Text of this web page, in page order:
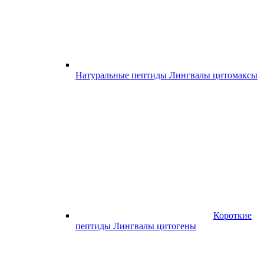
Натуральные пептиды Лингвалы цитомаксы
Короткие
пептиды Лингвалы цитогены